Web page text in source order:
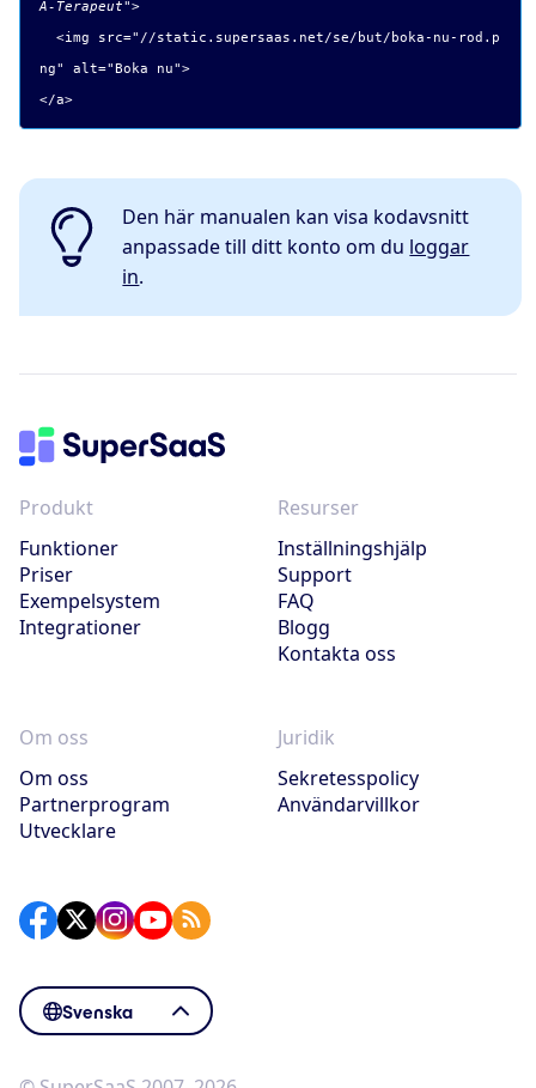
A-Terapeut">
<img src=" //static.supersaas.net/se/but/boka-nu-rod.p
ng" alt="Boka nu">
</a>
Den här manualen kan visa kodavsnitt
anpassade till ditt konto om du loggar
in.
Produkt
Funktioner
Priser
Exempelsystem
Integrationer
Resurser
Inställningshjälp
Support
FAQ
Blogg
Kontakta oss
Om oss
Om oss
Partnerprogram
Utvecklare
Juridik
Sekretesspolicy
Användarvillkor
Svenska